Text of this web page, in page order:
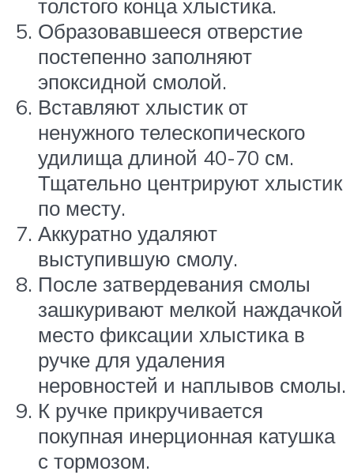
толстого конца хлыстика.
Образовавшееся отверстие
постепенно заполняют
эпоксидной смолой.
Вставляют хлыстик от
ненужного телескопического
удилища длиной 40-70 см.
Тщательно центрируют хлыстик
по месту.
Аккуратно удаляют
выступившую смолу.
После затвердевания смолы
зашкуривают мелкой наждачкой
место фиксации хлыстика в
ручке для удаления
неровностей и наплывов смолы.
К ручке прикручивается
покупная инерционная катушка
с тормозом.